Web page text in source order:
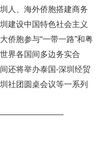
人、海外侨胞搭建商务
建设中国特色社会主义
侨胞参与“一带一路”和粤
界各国间多边务实合
还将举办泰国-深圳经贸
社团圆桌会议等一系列
————————